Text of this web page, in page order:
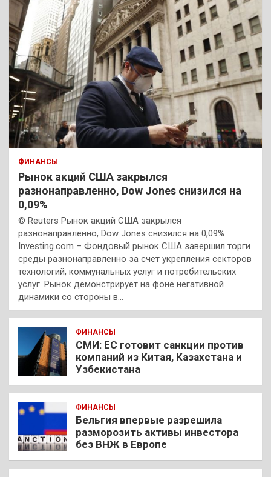
ФИНАНСЫ
Рынок акций США закрылся
разнонаправленно, Dow Jones снизился на
0,09%
© Reuters Рынок акций США закрылся
разнонаправленно, Dow Jones снизился на 0,09%
Investing.com – Фондовый рынок США завершил торги
среды разнонаправленно за счет укрепления секторов
технологий, коммунальных услуг и потребительских
услуг. Рынок демонстрирует на фоне негативной
динамики со стороны в…
ФИНАНСЫ
СМИ: ЕС готовит санкции против
компаний из Китая, Казахстана и
Узбекистана
ФИНАНСЫ
Бельгия впервые разрешила
разморозить активы инвестора
без ВНЖ в Европе